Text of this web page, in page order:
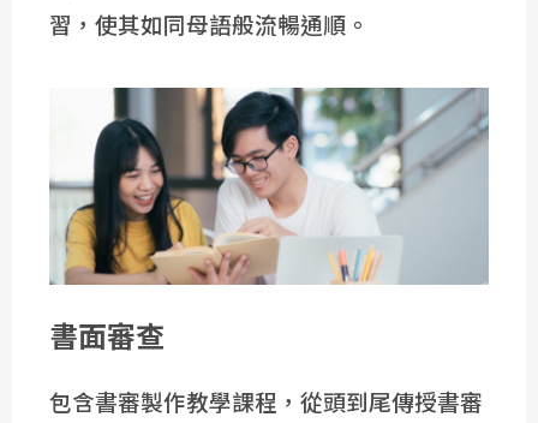
習，使其如同母語般流暢通順。
書面審查
包含書審製作教學課程，從頭到尾傳授書審